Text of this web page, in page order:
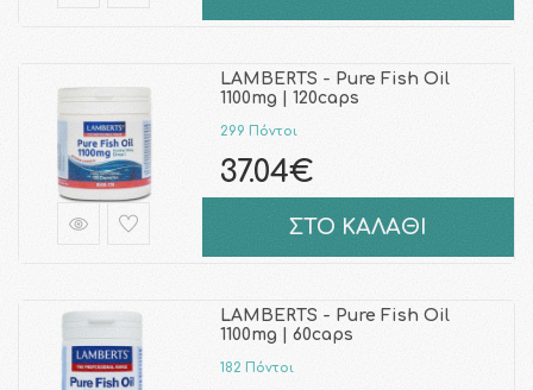
LAMBERTS - Pure Fish Oil
1100mg | 120caps
299 Πόντοι
37.04€
ΣΤΟ ΚΑΛΑΘΙ
LAMBERTS - Pure Fish Oil
1100mg | 60caps
182 Πόντοι